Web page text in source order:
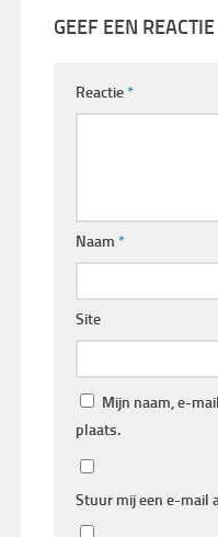
GEEF EEN REACTIE
Reactie*
Naam *
Site
Mijn naam, e-
plaats.
Stuur mij een e-mail